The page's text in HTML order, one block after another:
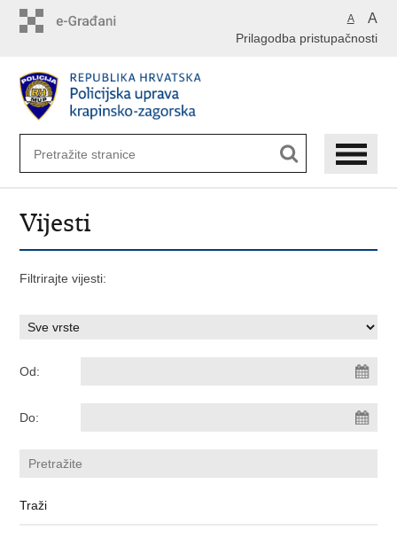
A A
Prilagodba pristupačnosti
Vijesti
Filtrirajte vijesti:
Od:
Do: